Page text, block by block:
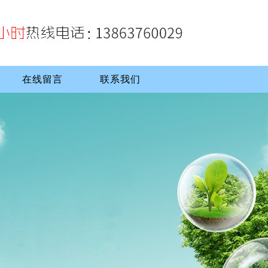
在线留言 联系我们